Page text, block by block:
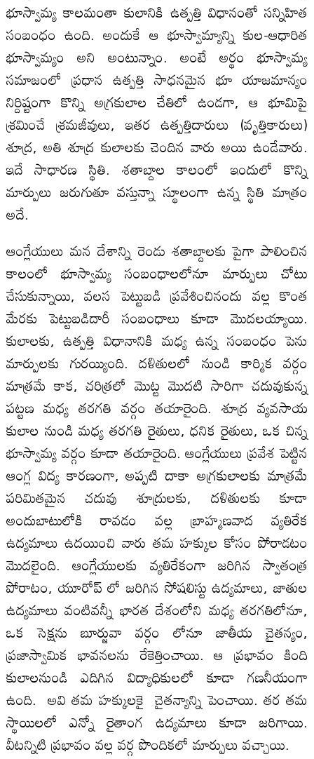
భూస్వామ్య కాలమంతా కులానికి ఉత్పత్తి విధానంతో సన్నిహిత
సంబంధం ఉంది. అందుకే ఆ భూస్వామ్యాన్ని కుల-ఆధారిత
భూస్వామ్యం అని అంటున్నాం. అంటే అర్థం భూస్వామ్య
సమాజంలో ప్రధాన ఉత్పత్తి సాధనమైన భూ యాజమాన్యం
నిర్దిష్టంగా కొన్ని అగ్రకులాల చేతిలో ఉండగా, ఆ భూమిపై
శ్రమించే శ్రమజీవులు, ఇతర ఉత్పత్తిదారులు (వృత్తికారులు)
శూద్ర, అతి శూద్ర కులాలకు చెందిన వారు అయి ఉండేవారు.
ఇదే సాధారణ స్థితి. శతాబ్దాల కాలంలో ఇందులో కొన్ని
మార్పులు జరుగుతూ వస్తున్నా స్థూలంగా ఉన్న స్థితి మాత్రం
అదే.
ఆంగ్లేయులు మన దేశాన్ని రెండు శతాబ్దాలకు పైగా పాలించిన
కాలంలో భూస్వామ్య సంబంధాలలోనూ మార్పులు చోటు
చేసుకున్నాయి, వలస పెట్టుబడి ప్రవేశించినందు వల్ల కొంత
మేరకు పెట్టుబడిదారీ సంబంధాలు కూడా మొదలయ్యాయి.
కులాలకు, ఉత్పత్తి విధానానికి మధ్య ఉన్న సంబంధం పెను
మార్పులకు గురయ్యింది. దళితులలో నుండి కార్మిక వర్గం
మాత్రమే కాక, చరిత్రలో మొట్ట మొదటి సారిగా చదువుకున్న
పట్టణ మధ్య తరగతి వర్గం తయారైంది. శూద్ర వ్యవసాయ
కులాల నుండి మధ్య తరగతి రైతులు, ధనిక రైతులు, ఒక చిన్న
భూస్వామ్య వర్గం కూడా తయారైంది. ఆంగ్లేయులు ప్రవేశ పెట్టిన
ఆంగ్ల విద్య కారణంగా, అప్పటి దాకా అగ్రకులాలకు మాత్రమే
పరిమితమైన చదువు శూద్రులకు, దళితులకు కూడా
అందుబాటులోకి రావడం వల్ల బ్రాహ్మణవాద వ్యతిరేక
ఉద్యమాలు ఉదయించి వారు తమ హక్కుల కోసం పోరాడటం
మొదలైంది. ఆంగ్లేయులకు వ్యతిరేకంగా జరిగిన స్వాతంత్ర
పోరాటం, యూరోప్ లో జరిగిన సోషలిస్టు ఉద్యమాలు, జాతుల
ఉద్యమాలు వంటివన్నీ భారత దేశంలోని మధ్య తరగతిలోనూ,
ఒక సెక్షను బూర్జువా వర్గం లోనూ జాతీయ చైతన్యం,
ప్రజాస్వామిక భావనలను రేకెత్తించాయి. ఆ ప్రభావం కింది
కులాలనుండి ఎదిగిన విద్యాధికులలో కూడా గణనీయంగా
ఉంది. అవి తమ హక్కులకై చైతన్యాన్ని పెంచాయి. తర తమ
స్థాయిలలో ఎన్నో రైతాంగ ఉద్యమాలు కూడా జరిగాయి.
వీటన్నిటి ప్రభావం వల్ల వర్గ పొందికలో మార్పులు వచ్చాయి.